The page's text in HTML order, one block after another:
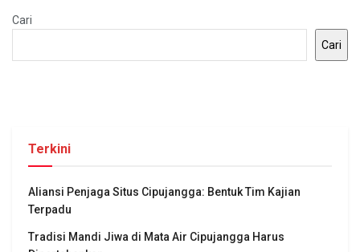
Cari
Cari
Terkini
Aliansi Penjaga Situs Cipujangga: Bentuk Tim Kajian
Terpadu
Tradisi Mandi Jiwa di Mata Air Cipujangga Harus